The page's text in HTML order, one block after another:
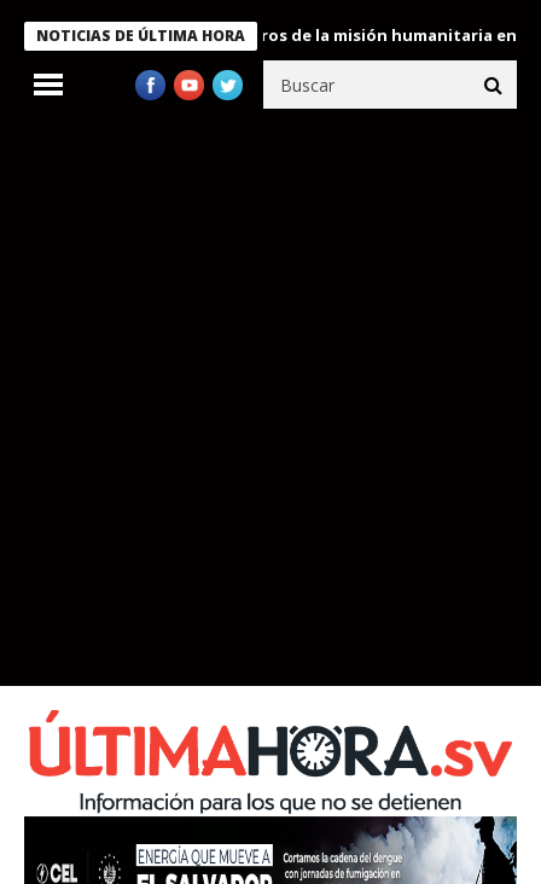
NOTICIAS DE ÚLTIMA HORA
Bukele condecora a miembros de la misión humanitaria enviada a